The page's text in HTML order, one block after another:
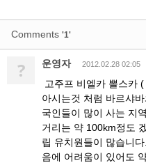
Comments '1'
? 운영자 2012.02.28 02:05
고주프 비엘카 뽈스카
아시는것 처럼 바르샤
국인들이 많이 사는 지
거리는 약 100km정도
립 유치원들이 많습니
음에 어려움이 있어도